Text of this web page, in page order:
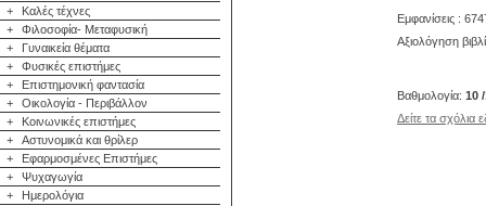
+
Καλές τέχνες
+
Φιλοσοφία- Μεταφυσική
+
Γυναικεία θέματα
+
Φυσικές επιστήμες
+
Επιστημονική φαντασία
+
Οικολογία - Περιβάλλον
+
Κοινωνικές επιστήμες
+
Αστυνομικά και θρίλερ
+
Εφαρμοσμένες Επιστήμες
+
Ψυχαγωγία
+
Ημερολόγια
Εμφανίσεις :
Αξιολόγηση
Βαθμολογία: 10
Δείτε τα σχόλια